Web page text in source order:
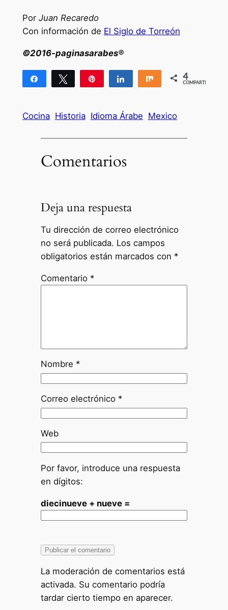
Por Juan Recaredo
Con información de El Siglo de Torreón
©2016-paginasarabes®
Compartir Twittear Compartir Compartir
4
COMPARTIR
Cocina Historia Idioma Árabe Mexico
Comentarios
Deja una respuesta
Tu dirección de correo electrónico
no será publicada. Los campos
obligatorios están marcados con *
Comentario *
Nombre *
Correo electrónico *
Web
Por favor, introduce una respuesta
en dígitos:
diecinueve + nueve =
La moderación de comentarios está
activada. Su comentario podría
tardar cierto tiempo en aparecer.